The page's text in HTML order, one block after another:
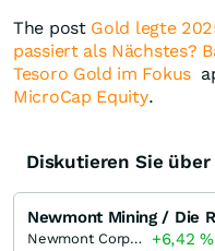
The post Gold legte
passiert als Nächstes?
Tesoro Gold im Fokus
MicroCap Equity.
Diskutieren Sie
Newmont Mining / Die
Newmont Corporation +6,42%